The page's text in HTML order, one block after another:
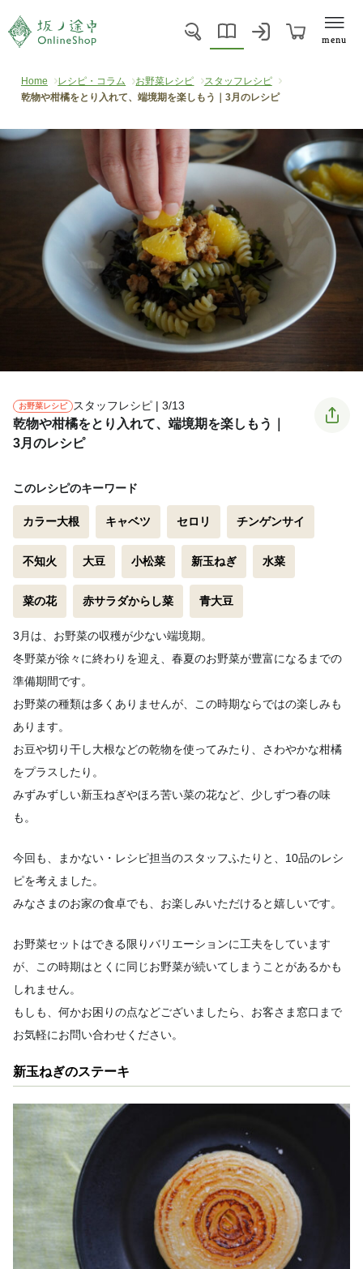
menu
Home レシピ・コラム お野菜レシピ
スタッフレシピ
乾物や柑橘をとり入れて、端境期を楽しもう｜3月のレシピ
お野菜レシピ スタッフレシピ | 3/13
乾物や柑橘をとり入れて、端境期を楽しもう｜
3月のレシピ
このレシピのキーワード
カラー大根 キャベツ セロリ チンゲンサイ
不知火 大豆 小松菜 新玉ねぎ 水菜
菜の花 赤サラダからし菜 青大豆
3月は、お野菜の収穫が少ない端境期。
冬野菜が徐々に終わりを迎え、春夏のお野菜が豊富になるまでの
準備期間です。
お野菜の種類は多くありませんが、この時期ならではの楽しみも
あります。
お豆や切り干し大根などの乾物を使ってみたり、さわやかな柑橘
をプラスしたり。
みずみずしい新玉ねぎやほろ苦い菜の花など、少しずつ春の味
も。
今回も、まかない・レシピ担当のスタッフふたりと、10品のレシ
ピを考えました。
みなさまのお家の食卓でも、お楽しみいただけると嬉しいです。
お野菜セットはできる限りバリエーションに工夫をしています
が、この時期はとくに同じお野菜が続いてしまうことがあるかも
しれません。
もしも、何かお困りの点などございましたら、お客さま窓口まで
お気軽にお問い合わせください。
新玉ねぎのステーキ